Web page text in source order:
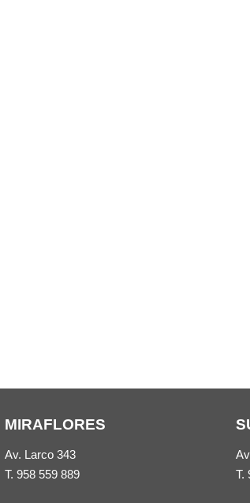
MIRAFLORES
Av. Larco 343
T. 958 559 889
T.